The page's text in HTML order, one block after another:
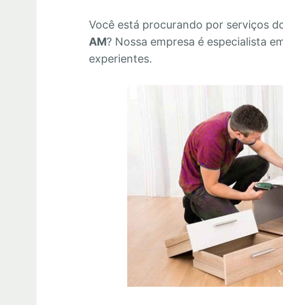
Você está procurando por serviços
AM? Nossa empresa é especialista
experientes.